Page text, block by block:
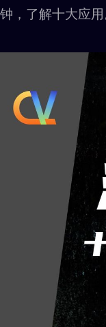
，了解十大应用